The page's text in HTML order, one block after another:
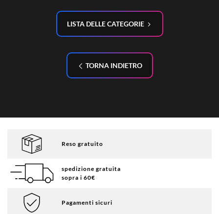
LISTA DELLE CATEGORIE
TORNA INDIETRO
Reso gratuito
spedizione gratuita
sopra i 60€
Pagamenti sicuri